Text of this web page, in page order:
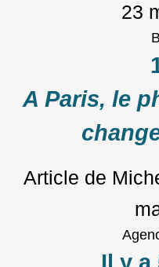
23
A Paris, le
Article de
Il y